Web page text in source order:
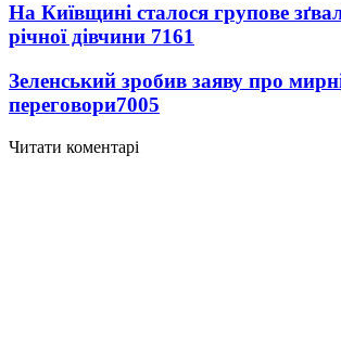
На Київщині сталося групове
річної дівчини 7161
Зеленський зробив заяву про
переговори7005
Читати коментарі